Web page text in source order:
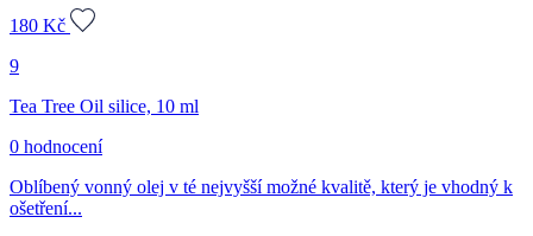
180 Kč
9
Tea Tree Oil silice, 10 ml
0 hodnocení
Oblíbený vonný olej v té nejvyšší možné kvalitě, který je vhodný k
ošetření...